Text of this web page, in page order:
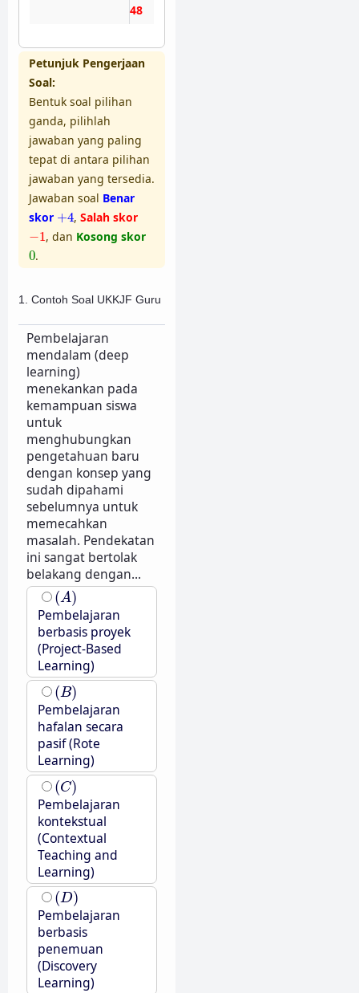
47
Petunjuk Pengerjaan
Soal:
Bentuk soal pilihan
ganda, pilihlah
jawaban yang paling
tepat di antara pilihan
jawaban yang tersedia.
Jawaban soal Benar
skor +4
+ 4, Salah skor
−1
1 , dan Kosong skor
0
0.
1. Contoh Soal UKKJF Guru
Pembelajaran
mendalam (deep
learning)
menekankan pada
kemampuan siswa
untuk
menghubungkan
pengetahuan baru
dengan konsep yang
sudah dipahami
sebelumnya untuk
memecahkan
masalah. Pendekatan
ini sangat bertolak
belakang dengan...
(A)
(A)
Pembelajaran
berbasis proyek
(Project-Based
Learning)
(B)
(B)
Pembelajaran
hafalan secara
pasif (Rote
Learning)
(C)
(C)
Pembelajaran
kontekstual
(Contextual
Teaching and
Learning)
(D)
(D)
Pembelajaran
berbasis
penemuan
(Discovery
Learning)